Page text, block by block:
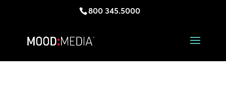
800 345.5000